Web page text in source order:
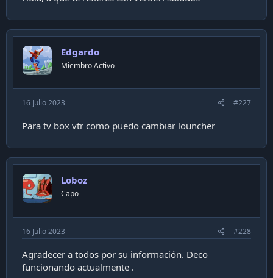
Edgardo
Miembro Activo
16 Julio 2023 #227
Para tv box vtr como puedo cambiar louncher
Loboz
Capo
16 Julio 2023 #228
Agradecer a todos por su información. Deco
funcionando actualmente .